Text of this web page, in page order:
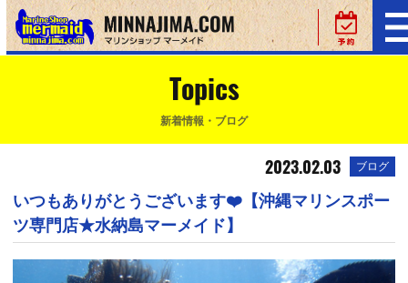
Topics
新着情報・ブログ
2023.02.03 ブログ
いつもありがとうございます❤️【沖縄マリンスポー
ツ専門店★水納島マーメイド】